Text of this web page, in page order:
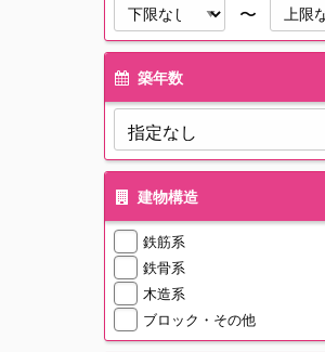
〜
築年数
建物構造
鉄筋系
鉄骨系
木造系
ブロック・その他